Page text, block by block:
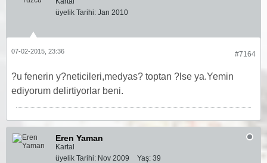
üyelik Tarihi: Jan 2010
#7164
07-02-2015, 23:36
?u fenerin y?neticileri,medyas? toptan ?lse ya.Yemin
ediyorum delirtiyorlar beni.
Eren Yaman
Kartal
üyelik Tarihi: Nov 2009 Yaş: 39